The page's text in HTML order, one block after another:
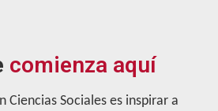
comienza aquí
Ciencias Sociales es inspirar a